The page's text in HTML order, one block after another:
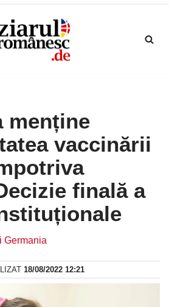
menține
vaccinării
finală a
Germania
18/08/2022 12:21